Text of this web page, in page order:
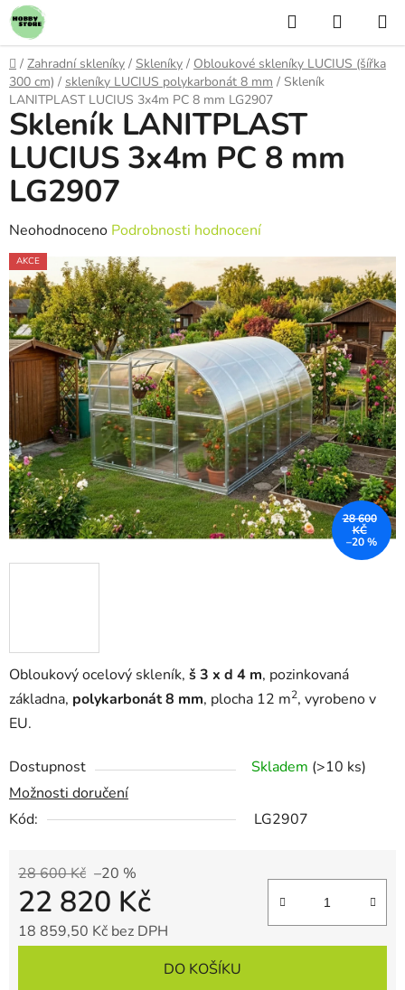
Přejít
na
obsah
Hledat
KOŠÍK
Domů
/ Zahradní skleníky / Skleníky / Obloukové skleníky LUCIUS (šířka
300 cm) / skleníky LUCIUS polykarbonát 8 mm / Skleník
LANITPLAST LUCIUS 3x4m PC 8 mm LG2907
Obloukový ocelový skleník, š 3 x d 4 m, pozinkovaná
základna, polykarbonát 8 mm, plocha 12 m2, vyrobeno v
EU.
Dostupnost Skladem (>10 ks)
Možnosti doručení
Kód:
LG2907
28 600 Kč –20 %
22 820 Kč
18 859,50 Kč bez DPH
DO KOŠÍKU
Skleník LANITPLAST
LUCIUS 3x4m PC 8 mm
LG2907
Průměrné
hodnocení
produktu
je
0,0
z
5
hvězdiček.
Neohodnoceno Podrobnosti hodnocení
AKCE
28 600
KČ
–20 %